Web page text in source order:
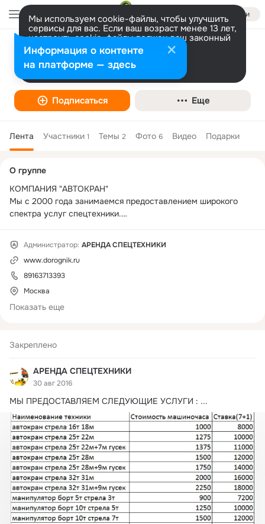
Войти
Мы используем cookie-файлы, чтобы улучшить
сервисы для вас. Если ваш возраст менее 13 лет,
настроить cookie-файлы должен ваш законный
представитель. Больше информации
Разрешить все Настроить
АРЕНДА СПЕЦТЕХНИКИ
Подписаться Еще
Лента Участники 1 Темы 2 Фото 6 Видео Подарки
Закреплено
АРЕНДА СПЕЦТЕХНИКИ
30 авг 2016
МЫ ПРЕДОСТАВЛЯЕМ СЛЕДУЮЩИЕ УСЛУГИ : ...
колонка
О группе
КОМПАНИЯ "АВТОКРАН"
Мы с 2000 года занимаемся предоставлением широкого
спектра услуг спецтехники.
- Квалифицированные
- Исполнительные
- Ответсвтенные
- Порядочные
- Вежливые
Администратор: АРЕНДА СПЕЦТЕХНИКИ
www.dorognik.ru
89163713393
Москва
Показать еще
Информация о контенте
на платформе — здесь